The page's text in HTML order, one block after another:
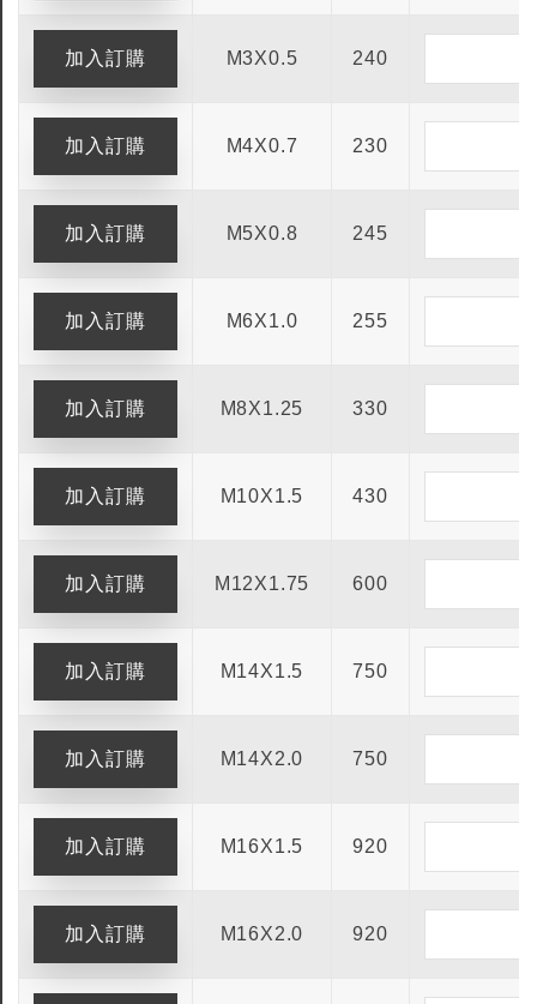
M3X0.5 240
M4X0.7 230
M5X0.8 245
M6X1.0 255
M8X1.25 330
M10X1.5 430
M12X1.75 600
M14X1.5 750
M14X2.0 750
M16X1.5 920
M16X2.0 920